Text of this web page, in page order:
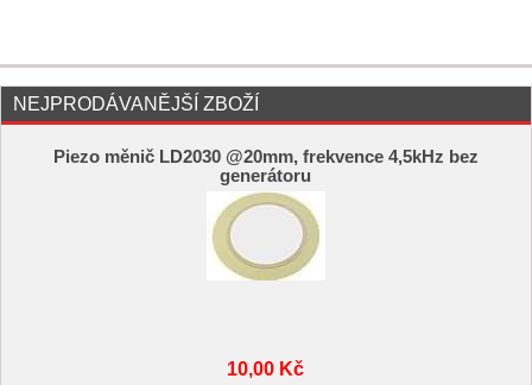
NEJPRODÁVANĚJŠÍ ZBOŽÍ
Piezo měnič LD2030 @20mm, frekvence 4,5kHz bez
generátoru
10,00 Kč